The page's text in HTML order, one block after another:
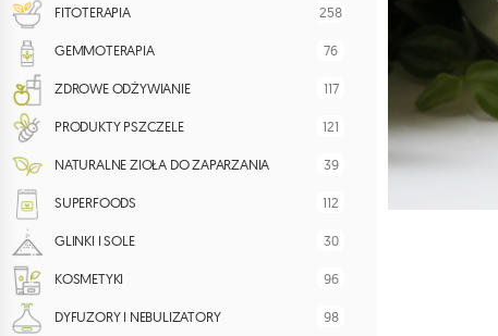
FITOTERAPIA 258
GEMMOTERAPIA 76
ZDROWE ODŻYWIANIE 117
PRODUKTY PSZCZELE 121
NATURALNE ZIOŁA DO ZAPARZANIA 39
SUPERFOODS 112
GLINKI I SOLE 30
KOSMETYKI 96
DYFUZORY I NEBULIZATORY 98